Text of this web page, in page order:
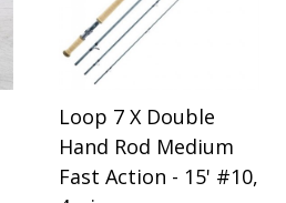
Loop 7 X Double
Hand Rod Medium
Fast Action - 15' #10,